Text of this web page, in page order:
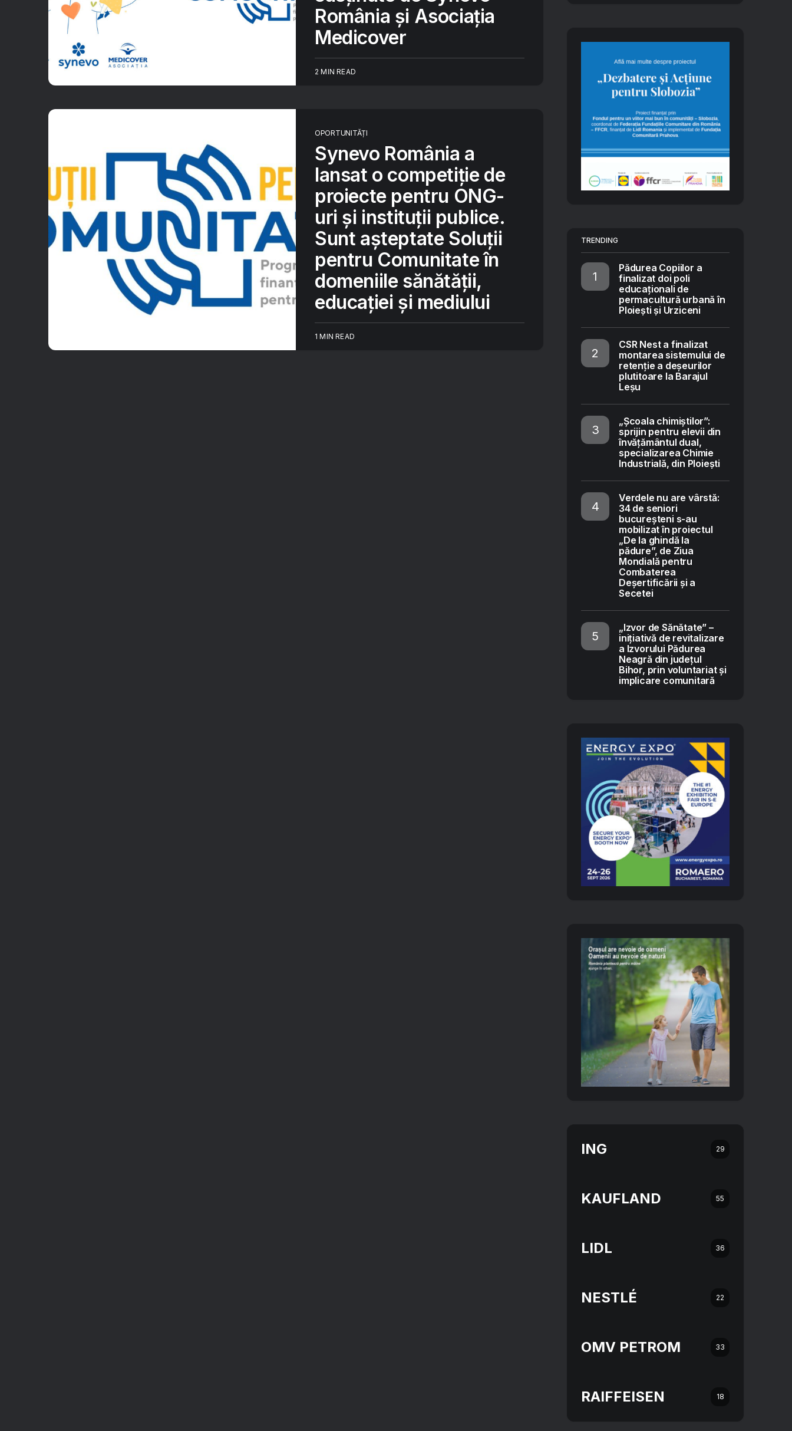
România și Asociația
Medicover
2 MIN READ
OPORTUNITĂȚI
Synevo România a
lansat o competiție de
proiecte pentru ONG-
uri și instituții publice.
Sunt așteptate Soluții
pentru Comunitate în
domeniile sănătății,
educației și mediului
1 MIN READ
TRENDING
Pădurea Copiilor a
finalizat doi poli
educaționali de
permacultură urbană în
Ploiești și Urziceni
CSR Nest a finalizat
montarea sistemului de
retenție a deșeurilor
plutitoare la Barajul
Leșu
„Școala chimiștilor”:
sprijin pentru elevii din
învățământul dual,
specializarea Chimie
Industrială, din Ploiești
Verdele nu are vârstă:
34 de seniori
bucureșteni s-au
mobilizat în proiectul
„De la ghindă la
pădure”, de Ziua
Mondială pentru
Combaterea
Deșertificării și a
Secetei
„Izvor de Sănătate” –
inițiativă de revitalizare
a Izvorului Pădurea
Neagră din județul
Bihor, prin voluntariat și
implicare comunitară
ING 29
KAUFLAND 55
LIDL 36
NESTLÉ 22
OMV PETROM 33
RAIFFEISEN 18